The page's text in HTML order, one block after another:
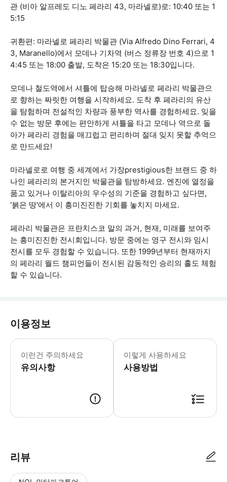
관 (비아 알프레도 디노 페라리 43, 마라넬로)로: 10:40 또는 1
5:15
귀환편: 마라넬로 페라리 박물관 (Via Alfredo Dino Ferrari, 4
3, Maranello)에서 모데나 기차역 (버스 정류장 번호 4)으로 1
4:45 또는 18:00 출발, 도착은 15:20 또는 18:30입니다.
모데나 철도역에서 셔틀에 탑승해 마라넬로 페라리 박물관으
로 향하는 짜릿한 여행을 시작하세요. 도착 후 페라리의 유산
을 탐험하며 전설적인 차량과 풍부한 역사를 경험하세요. 잊을
수 없는 방문 후에는 편안하게 셔틀을 타고 모데나 역으로 돌
아가 페라리 경험을 매끄럽고 편리하며 절대 잊지 못할 추억으
로 만드세요!
마라넬로로 여행 중 세계에서 가장prestigious한 브랜드 중 하
나인 페라리의 본거지인 박물관을 탐방하세요. 엔진에 열정을
품고 있거나 이탈리아의 우수성의 기준을 경험하고 싶다면,
'붉은 땅'에서 이 흥미진진한 기회를 놓치지 마세요.
페라리 박물관은 프란치스코 말의 과거, 현재, 미래를 보여주
는 흥미진진한 전시회입니다. 방문 중에는 영구 전시와 임시
전시를 모두 경험할 수 있습니다. 또한 1999년부터 현재까지
의 페라리 월드 챔피언들이 전시된 감동적인 승리의 홀도 체험
할 수 있습니다.
이용정보
이런건 주의하세요
유의사항
만 18세 미만 어린이는 성인 가족 구
이렇게 사용하세요
사용방법
리뷰